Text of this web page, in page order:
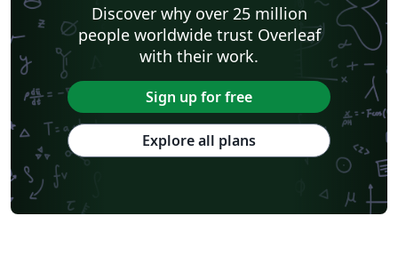
Discover why over 25 million
people worldwide trust Overleaf
with their work.
Sign up for free
Explore all plans